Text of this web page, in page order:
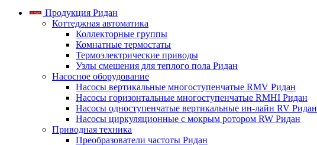
Продукция Ридан
Коттеджная автоматика
Коллекторные группы
Комнатные термостаты
Термоэлектрические приводы
Узлы смешения для теплого пола Ридан
Насосное оборудование
Насосы вертикальные многоступенчатые RMV Ридан
Насосы горизонтальные многоступенчатые RMHI Ридан
Насосы одноступенчатые вертикальные ин-лайн RV Ридан
Насосы циркуляционные с мокрым ротором RW Ридан
Приводная техника
Преобразователи частоты Ридан